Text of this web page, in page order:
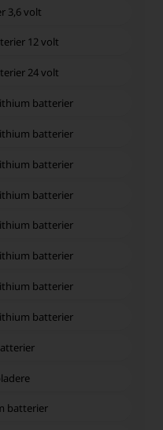
3,6 volt
12 volt
24 volt
batterier
batterier
batterier
batterier
batterier
batterier
batterier
batterier
batterier